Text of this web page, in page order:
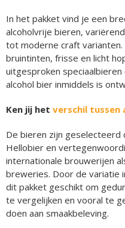
In het pakket vind je een
alcoholvrije bieren,
tot moderne craft varianten.
bruintinten, frisse en licht
uitgesproken
alcohol bier inmiddels is
Ken jij het verschil tussen
De bieren zijn geselecteerd
Hellobier en
internationale brouwerijen
breweries. Door de variatie
dit pakket geschikt om
te vergelijken en vooral te
doen aan smaakbeleving.